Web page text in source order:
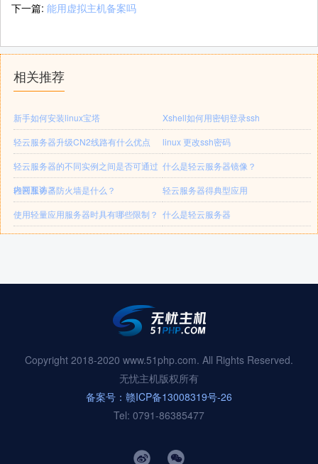
下一篇: 能用虚拟主机备案吗
相关推荐
新手如何安装linux宝塔
Xshell如何用密钥登录ssh
轻云服务器升级CN2线路有什么优点
linux 更改ssh密码
轻云服务器的不同实例之间是否可通过
内网互访？
什么是轻云服务器镜像？
轻云服务器防火墙是什么？
轻云服务器得典型应用
使用轻量应用服务器时具有哪些限制？ 什么是轻云服务器
Copyright 2018-2020 www.51php.com. All Rights Reserved.
无忧主机版权所有
备案号：赣ICP备13008319号-26
Tel: 0791-86385477